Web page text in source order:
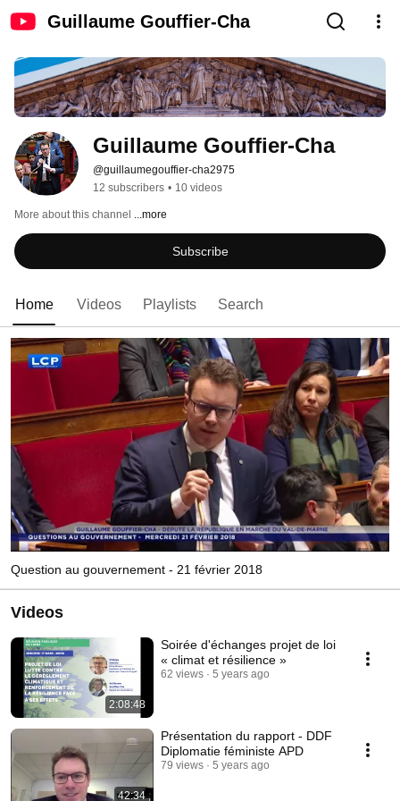
Guillaume Gouffier-Cha
Guillaume Gouffier-Cha
@guillaumegouffier-cha2975
12 subscribers • 10 videos
More about this channel ...more
Subscribe
Home Videos Playlists Search
Question au gouvernement - 21 février 2018
Videos
2:08:48
Soirée d'échanges projet de loi
« climat et résilience »
62 views 5 years ago
42:34
Présentation du rapport - DDF
Diplomatie féministe APD
79 views 5 years ago